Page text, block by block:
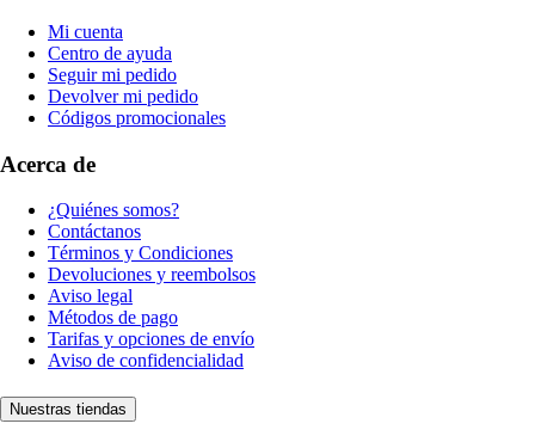
Mi cuenta
Centro de ayuda
Seguir mi pedido
Devolver mi pedido
Códigos promocionales
Acerca de
¿Quiénes somos?
Contáctanos
Términos y Condiciones
Devoluciones y reembolsos
Aviso legal
Métodos de pago
Tarifas y opciones de envío
Aviso de confidencialidad
Nuestras tiendas